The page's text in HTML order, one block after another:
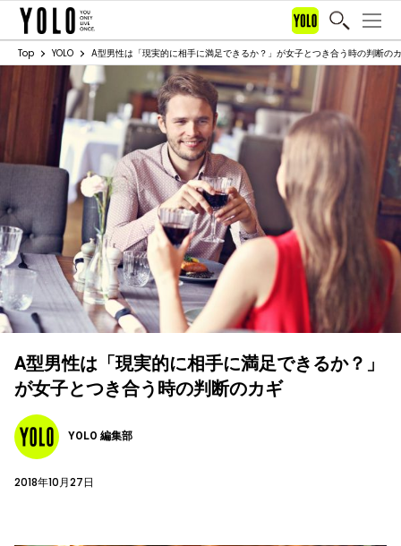
Top YOLO A型男性は「現実的に相手に満足できるか？」が女子とつき合う時の判断の
A型男性は「現実的に相手に満足できるか？」
が女子とつき合う時の判断のカギ
YOLO 編集部
2018年10月27日